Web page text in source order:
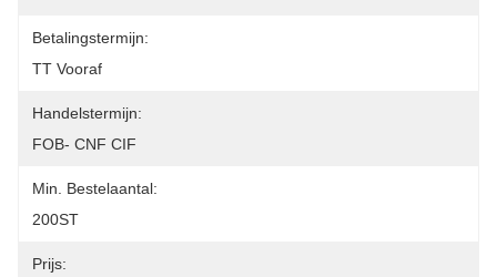
Betalingstermijn:
TT Vooraf
Handelstermijn:
FOB- CNF CIF
Min. Bestelaantal:
200ST
Prijs: